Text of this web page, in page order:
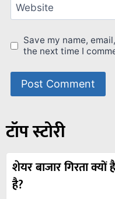
Website
Save my name,
the next time I
टॉप स्टोरी
शेयर बाजार गिरता
है?